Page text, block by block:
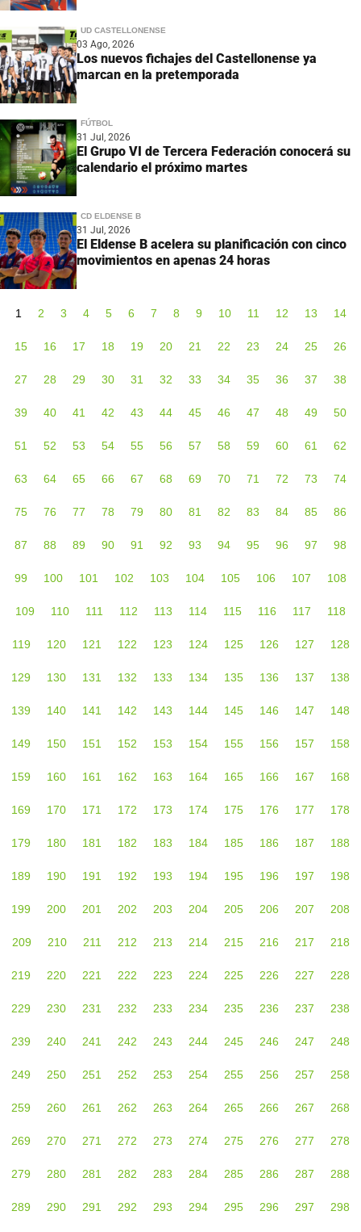
UD CASTELLONENSE
03 Ago, 2026
Los nuevos fichajes del Castellonense ya
marcan en la pretemporada
FÚTBOL
31 Jul, 2026
El Grupo VI de Tercera Federación conocerá su
calendario el próximo martes
CD ELDENSE B
31 Jul, 2026
El Eldense B acelera su planificación con cinco
movimientos en apenas 24 horas
1 2 3 4 5 6 7 8 9 10 11 12 13 14
15 16 17 18 19 20 21 22 23 24 25 26
27 28 29 30 31 32 33 34 35 36 37 38
39 40 41 42 43 44 45 46 47 48 49 50
51 52 53 54 55 56 57 58 59 60 61 62
63 64 65 66 67 68 69 70 71 72 73 74
75 76 77 78 79 80 81 82 83 84 85 86
87 88 89 90 91 92 93 94 95 96 97 98
99 100 101 102 103 104 105 106 107 108
109 110 111 112 113 114 115 116 117 118
119 120 121 122 123 124 125 126 127 128
129 130 131 132 133 134 135 136 137 138
139 140 141 142 143 144 145 146 147 148
149 150 151 152 153 154 155 156 157 158
159 160 161 162 163 164 165 166 167 168
169 170 171 172 173 174 175 176 177 178
179 180 181 182 183 184 185 186 187 188
189 190 191 192 193 194 195 196 197 198
199 200 201 202 203 204 205 206 207 208
209 210 211 212 213 214 215 216 217 218
219 220 221 222 223 224 225 226 227 228
229 230 231 232 233 234 235 236 237 238
239 240 241 242 243 244 245 246 247 248
249 250 251 252 253 254 255 256 257 258
259 260 261 262 263 264 265 266 267 268
269 270 271 272 273 274 275 276 277 278
279 280 281 282 283 284 285 286 287 288
289 290 291 292 293 294 295 296 297 298